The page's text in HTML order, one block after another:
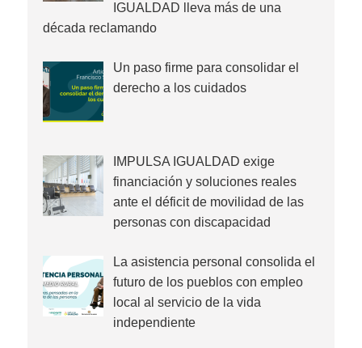
IGUALDAD lleva más de una
década reclamando
Un paso firme para consolidar el
derecho a los cuidados
IMPULSA IGUALDAD exige
financiación y soluciones reales
ante el déficit de movilidad de las
personas con discapacidad
La asistencia personal consolida el
futuro de los pueblos con empleo
local al servicio de la vida
independiente